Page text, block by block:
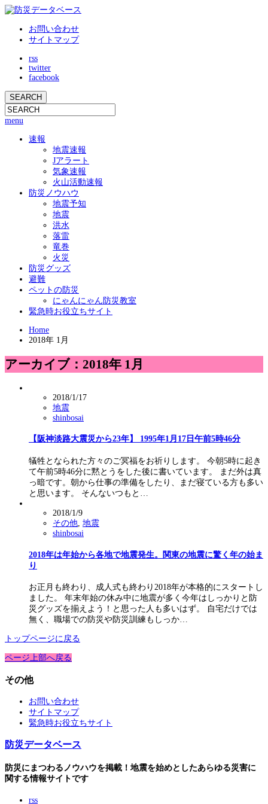
お問い合わせ
サイトマップ
rss
twitter
facebook
menu
速報
地震速報
Jアラート
気象速報
火山活動速報
防災ノウハウ
地震予知
地震
洪水
落雷
竜巻
火災
防災グッズ
避難
ペットの防災
にゃんにゃん防災教室
緊急時お役立ちサイト
Home
2018年 1月
アーカイブ：2018年 1月
2018/1/17
地震
shinbosai
【阪神淡路大震災から23年】 1995年1月17日午前5時46分
犠牲となられた方々のご冥福をお祈りします。 今朝5時に起き
て午前5時46分に黙とうをした後に書いています。 まだ外は真
っ暗です。朝から仕事の準備をしたり、まだ寝ている方も多い
と思います。 そんないつもと…
2018/1/9
その他, 地震
shinbosai
2018年は年始から各地で地震発生。関東の地震に驚く年の始ま
り
お正月も終わり、成人式も終わり2018年が本格的にスタートし
ました。 年末年始の休み中に地震が多く今年はしっかりと防
災グッズを揃えよう！と思った人も多いはず。 自宅だけでは
無く、職場での防災や防災訓練もしっか…
トップページに戻る
ページ上部へ戻る
その他
お問い合わせ
サイトマップ
緊急時お役立ちサイト
防災データベース
防災にまつわるノウハウを掲載！地震を始めとしたあらゆる災害に
関する情報サイトです
rss